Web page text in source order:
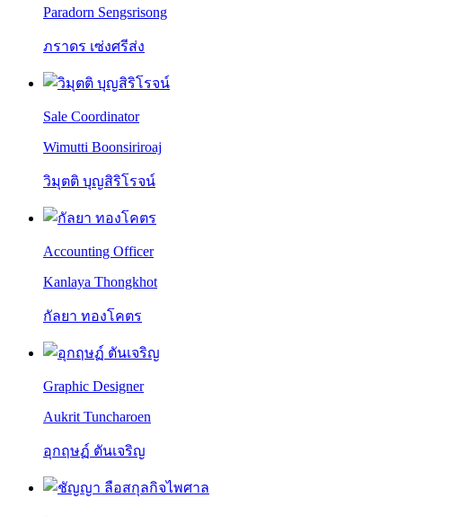
Paradorn Sengsrisong
ภราดร เซ่งศรีส่ง
Sale Coordinator
Wimutti Boonsiriroaj
วิมุตติ บุญสิริโรจน์
Accounting Officer
Kanlaya Thongkhot
กัลยา ทองโคตร
Graphic Designer
Aukrit Tuncharoen
อุกฤษฏ์ ตันเจริญ